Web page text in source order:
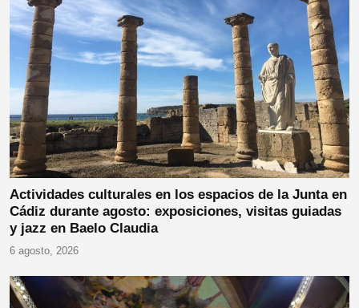
Actividades culturales en los espacios de la Junta en
Cádiz durante agosto: exposiciones, visitas guiadas
y jazz en Baelo Claudia
6 agosto, 2026